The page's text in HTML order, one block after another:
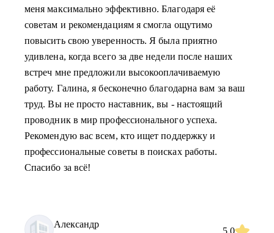
меня максимально эффективно. Благодаря её
советам и рекомендациям я смогла ощутимо
повысить свою уверенность. Я была приятно
удивлена, когда всего за две недели после наших
встреч мне предложили высокооплачиваемую
работу. Галина, я бесконечно благодарна вам за ваш
труд. Вы не просто наставник, вы - настоящий
проводник в мир профессионального успеха.
Рекомендую вас всем, кто ищет поддержку и
профессиональные советы в поисках работы.
Спасибо за всё!
Александр
5.0